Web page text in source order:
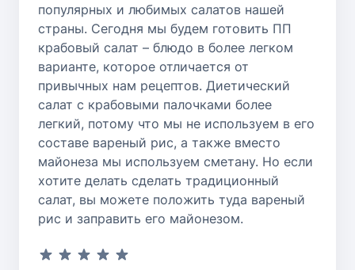
популярных и любимых салатов нашей
страны. Сегодня мы будем готовить ПП
крабовый салат – блюдо в более легком
варианте, которое отличается от
привычных нам рецептов. Диетический
салат с крабовыми палочками более
легкий, потому что мы не используем в его
составе вареный рис, а также вместо
майонеза мы используем сметану. Но если
хотите делать сделать традиционный
салат, вы можете положить туда вареный
рис и заправить его майонезом.